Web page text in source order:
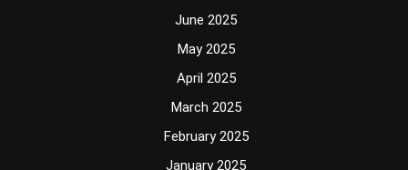
June 2025
May 2025
April 2025
March 2025
February 2025
January 2025